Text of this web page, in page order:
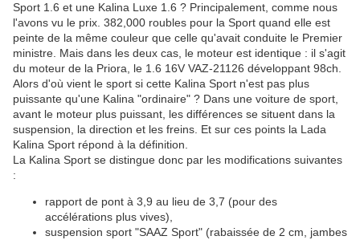
Sport 1.6 et une Kalina Luxe 1.6 ? Principalement, comme nous
l'avons vu le prix. 382,000 roubles pour la Sport quand elle est
peinte de la même couleur que celle qu'avait conduite le Premier
ministre. Mais dans les deux cas, le moteur est identique : il s'agit
du moteur de la Priora, le 1.6 16V VAZ-21126 développant 98ch.
Alors d'où vient le sport si cette Kalina Sport n'est pas plus
puissante qu'une Kalina "ordinaire" ? Dans une voiture de sport,
avant le moteur plus puissant, les différences se situent dans la
suspension, la direction et les freins. Et sur ces points la Lada
Kalina Sport répond à la définition.
La Kalina Sport se distingue donc par les modifications suivantes
:
rapport de pont à 3,9 au lieu de 3,7 (pour des
accélérations plus vives),
suspension sport "SAAZ Sport" (rabaissée de 2 cm, jambes